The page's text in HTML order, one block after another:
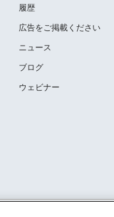
履歴
広告をご掲載ください
ニュース
ブログ
ウェビナー